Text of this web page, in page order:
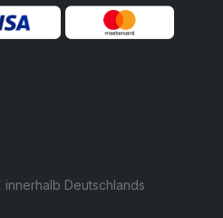
Deutschlands